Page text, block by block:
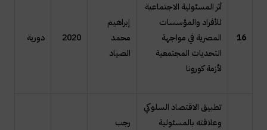
16
أثر المسئولية الاجتماعية
للأفراد والمؤسسات
المصرية في مواجهة
التحديات المجتمعية
لأزمة كورونا
إبراهيم
محمد
الصياد
2020 دورية
تطبيق الاقتصاد السلوكي
وعلاقته بالمسئولية
رجب